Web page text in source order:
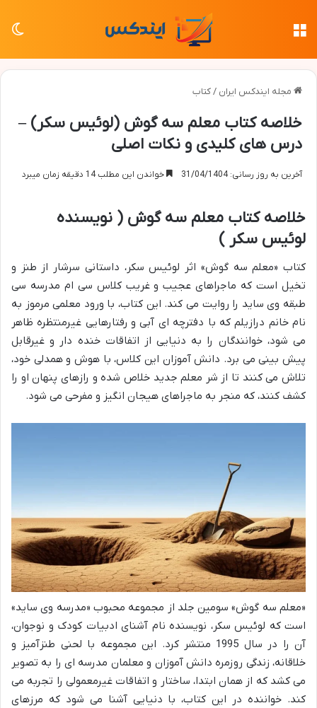
مجله ایندکس ایران /کتاب
خلاصه کتاب معلم سه گوش (لوئیس سکر) –
درس های کلیدی و نکات اصلی
آخرین به روز رسانی: 31/04/1404 خواندن این مطلب 14 دقیقه زمان میبرد
خلاصه کتاب معلم سه گوش ( نویسنده
لوئیس سکر )
کتاب «معلم سه گوش» اثر لوئیس سکر، داستانی سرشار از طنز و
تخیل است که ماجراهای عجیب و غریب کلاس سی ام مدرسه سی
طبقه وی ساید را روایت می کند. این کتاب، با ورود معلمی مرموز به
نام خانم درازیلم که با دفترچه ای آبی و رفتارهایی غیرمنتظره ظاهر
می شود، خوانندگان را به دنیایی از اتفاقات خنده دار و غیرقابل
پیش بینی می برد. دانش آموزان این کلاس، با هوش و همدلی خود،
تلاش می کنند تا از شر معلم جدید خلاص شده و رازهای پنهان او را
کشف کنند، که منجر به ماجراهای هیجان انگیز و مفرحی می شود.
«معلم سه گوش» سومین جلد از مجموعه محبوب «مدرسه وی ساید»
است که لوئیس سکر، نویسنده نام آشنای ادبیات کودک و نوجوان،
آن را در سال 1995 منتشر کرد. این مجموعه با لحنی طنزآمیز و
خلاقانه، زندگی روزمره دانش آموزان و معلمان مدرسه ای را به تصویر
می کشد که از همان ابتدا، ساختار و اتفاقات غیرمعمولی را تجربه می
کند. خواننده در این کتاب، با دنیایی آشنا می شود که مرزهای